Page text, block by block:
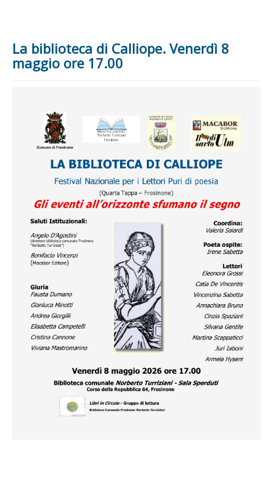
La biblioteca di Calliope. Venerdì 8
maggio ore 17.00